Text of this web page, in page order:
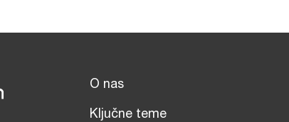
O nas
Ključne teme